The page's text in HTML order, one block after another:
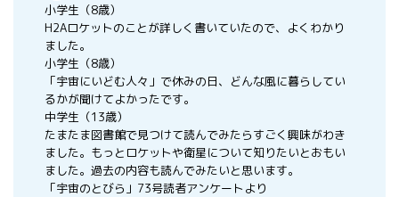
小学生（8歳）
H2Aロケットのことが詳しく書いていたので、よくわかり
ました。
小学生（8歳）
「宇宙にいどむ人々」で休みの日、どんな風に暮らしてい
るかが聞けてよかったです。
中学生（13歳）
たまたま図書館で見つけて読んでみたらすごく興味がわき
ました。もっとロケットや衛星について知りたいとおもい
ました。過去の内容も読んでみたいと思います。
「宇宙のとびら」73号読者アンケートより